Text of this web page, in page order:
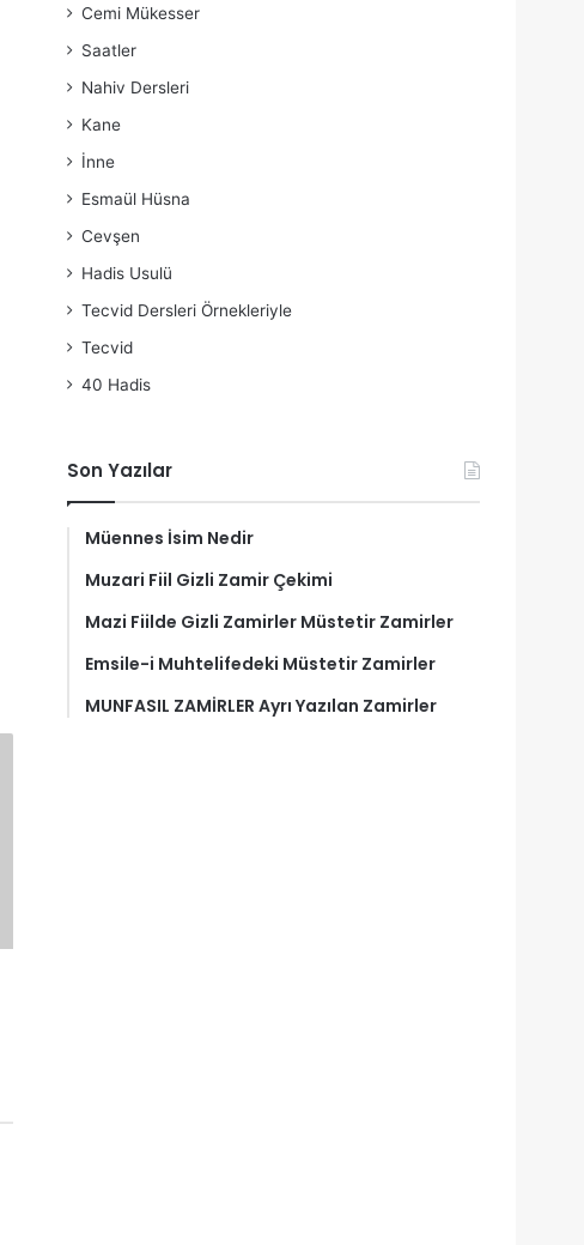
Cemi Mükesser
Saatler
Nahiv Dersleri
Kane
İnne
Esmaül Hüsna
Cevşen
Hadis Usulü
Tecvid Dersleri Örnekleriyle
Tecvid
40 Hadis
Son Yazılar
Müennes İsim Nedir
Muzari Fiil Gizli Zamir Çekimi
Mazi Fiilde Gizli Zamirler Müstetir Zamirler
Emsile-i Muhtelifedeki Müstetir Zamirler
MUNFASIL ZAMİRLER Ayrı Yazılan Zamirler